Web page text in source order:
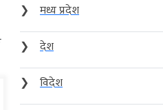
❯
मध्य प्रदेश
❯
देश
❯
विदेश